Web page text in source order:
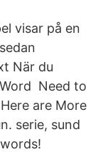
visar på en
När du
Need to
are More
serie, sund